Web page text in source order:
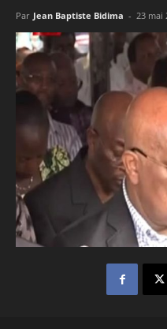
Par Jean Baptiste Bidima - 23 mai